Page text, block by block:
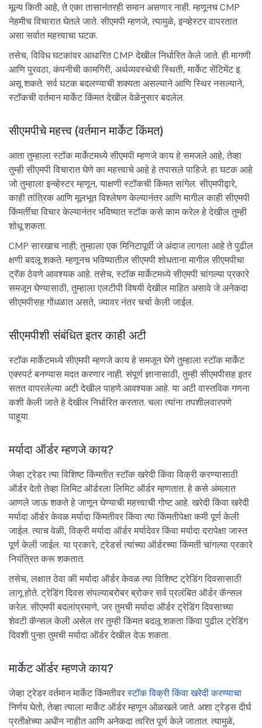
मूल्य किती आहे, ते एका तासानंतरही समान असणार नाही. म्हणूनच CMP
नेहमीच विचारात घेतले जाते. सीएमपी म्हणजे, त्यामुळे, इन्व्हेस्टर वापरतात
असा सर्वात महत्त्वाचा घटक.
तसेच, विविध घटकांवर आधारित CMP देखील निर्धारित केले जाते. ही मागणी
आणि पुरवठा, कंपनीची कामगिरी, अर्थव्यवस्थेची स्थिती, मार्केट सेंटिमेंट इ.
असू शकते. सर्व घटक बदलण्याची शक्यता असल्याने आणि स्थिर नसल्याने,
स्टॉकची वर्तमान मार्केट किंमत देखील वेळेनुसार बदलेल.
सीएमपीचे महत्त्व (वर्तमान मार्केट किंमत)
आता तुम्हाला स्टॉक मार्केटमध्ये सीएमपी म्हणजे काय हे समजले आहे, तेव्हा
तुम्ही सीएमपी विचारात घेणे का महत्त्वाचे आहे हे तपासले पाहिजे. हा घटक आहे
जो तुम्हाला इन्व्हेस्टर म्हणून, याक्षणी स्टॉकची किंमत सांगेल. सीएमपीद्वारे,
काही तांत्रिक आणि मूलभूत विश्लेषण केल्यानंतर आणि मागील काही सीएमपी
किंमतींचा विचार केल्यानंतर भविष्यात स्टॉक कसे काम करेल हे देखील तुम्ही
शोधू शकता.
CMP सारखाच नाही; तुम्हाला एक मिनिटापूर्वी जे अंदाज लागला आहे ते पुढील
क्षणी बदलू शकते. म्हणूनच भविष्यातील सीएमपी शोधताना मागील सीएमपीचा
ट्रॅक ठेवणे आवश्यक आहे. तसेच, स्टॉक मार्केटमध्ये सीएमपी चांगल्या प्रकारे
समजून घेण्यासाठी, तुम्हाला एलटीपी विषयी देखील माहित असावे जे अनेकदा
सीएमपीसह गोंधळात असते, ज्यावर नंतर चर्चा केली जाईल.
सीएमपीशी संबंधित इतर काही अटी
स्टॉक मार्केटमध्ये सीएमपी म्हणजे काय हे समजून घेणे तुम्हाला स्टॉक मार्केट
एक्स्पर्ट बनण्यास मदत करणार नाही. संपूर्ण ज्ञानासाठी, तुम्ही सीएमपीसह इतर
सतत वापरलेल्या अटी देखील पाहणे आवश्यक आहे. या अटी वास्तविक गणना
कशी केली जाते हे देखील निर्धारित करतात. चला त्यांना तपशीलवारपणे
पाहूया.
मर्यादा ऑर्डर म्हणजे काय?
जेव्हा ट्रेडर त्या विशिष्ट किंमतीत स्टॉक खरेदी किंवा विक्री करण्यासाठी
ऑर्डर देतो तेव्हा लिमिट ऑर्डरला लिमिट ऑर्डर म्हणतात. हे कसे अंमलात
आणले जाऊ शकते हे जाणून घेण्याची महत्त्वाची गोष्ट आहे. खरेदी किंवा खरेदी
मर्यादा ऑर्डर केवळ मर्यादा किंमतीवर किंवा त्या किंमतीपेक्षा कमी पूर्ण केली
जाईल. त्याच वेळी, विक्री मर्यादा ऑर्डर मर्यादेवर किंवा मर्यादा दरापेक्षा जास्त
पूर्ण केली जाईल. या प्रकारे, ट्रेडर्स त्यांच्या ऑर्डरच्या किंमती चांगल्या प्रकारे
नियंत्रित करू शकतात.
तसेच, लक्षात ठेवा की मर्यादा ऑर्डर केवळ त्या विशिष्ट ट्रेडिंग दिवसासाठी
लागू होते. ट्रेडिंग दिवस संपल्याबरोबर ब्रोकर सर्व प्रलंबित ऑर्डर कॅन्सल
करेल. सीएमपी बदलांप्रमाणे, जर तुमची मर्यादा ऑर्डर ट्रेडिंग दिवसाच्या
शेवटी कॅन्सल केली असेल तर तुम्ही किंमत बदलू शकता किंवा पुढील ट्रेडिंग
दिवशी पुन्हा तुमची मर्यादा ऑर्डर देखील देऊ शकता.
मार्केट ऑर्डर म्हणजे काय?
जेव्हा ट्रेडर वर्तमान मार्केट किंमतीवरस्टॉक विक्री किंवा खरेदी करण्याचा
निर्णय घेतो, तेव्हा त्याला मार्केट ऑर्डर म्हणून ओळखले जाते. अशा ट्रेड्स दीर्घ
प्रतीक्षेच्या अधीन नाहीत आणि अनेकदा त्वरित पूर्ण केले जातात. त्यामुळे,